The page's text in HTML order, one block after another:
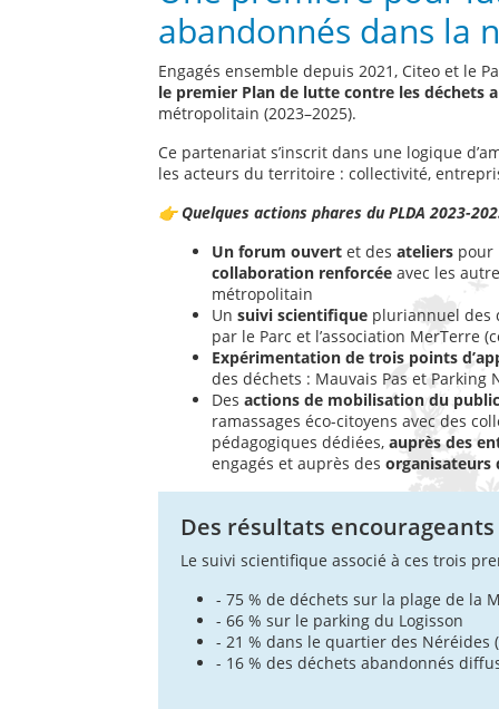
abandonnés dans la
Engagés ensemble depuis 2021, Citeo et le
le premier Plan de lutte contre les déchets
métropolitain (2023–2025).
Ce partenariat s’inscrit dans une logique
les acteurs du territoire : collectivité,
👉 Quelques actions phares du PLDA 2023-
Un forum ouvert et des ateliers pour
collaboration renforcée avec les
métropolitain
Un suivi scientifique pluriannuel des
par le Parc et l’association MerTerre
Expérimentation de trois points
des déchets : Mauvais Pas et Parking
Des actions de mobilisation du public
ramassages éco-citoyens avec des
pédagogiques dédiées, auprès des
engagés et auprès des organisateurs
Des résultats encourageants
Le suivi scientifique associé à ces trois
- 75 % de déchets sur la plage de la
- 66 % sur le parking du Logisson
- 21 % dans le quartier des Néréides
- 16 % des déchets abandonnés